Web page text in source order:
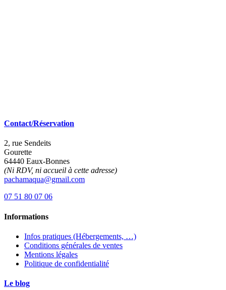
Contact/Réservation
2, rue Sendeits
Gourette
64440 Eaux-Bonnes
(Ni RDV, ni accueil à cette adresse)
pachamaqua@gmail.com
07 51 80 07 06
Informations
Infos pratiques (Hébergements, …)
Conditions générales de ventes
Mentions légales
Politique de confidentialité
Le blog